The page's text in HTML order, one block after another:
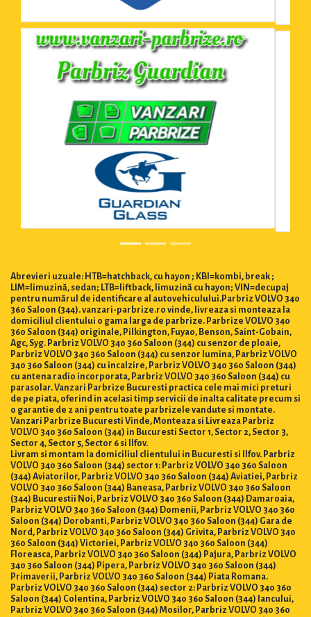
Abrevieri uzuale: HTB=hatchback, cu hayon ; KBI=kombi, break ;
LIM=limuzină, sedan; LTB=liftback, limuzină cu hayon; VIN=decupaj
pentru numărul de identificare al autovehiculului.Parbriz VOLVO 340
360 Saloon (344). vanzari-parbrize.ro vinde, livreaza si monteaza la
domiciliul clientului o gama larga de parbrize. Parbrize VOLVO 340
360 Saloon (344) originale, Pilkington, Fuyao, Benson, Saint-Gobain,
Agc, Syg. Parbriz VOLVO 340 360 Saloon (344) cu senzor de ploaie,
Parbriz VOLVO 340 360 Saloon (344) cu senzor lumina, Parbriz VOLVO
340 360 Saloon (344) cu incalzire, Parbriz VOLVO 340 360 Saloon (344)
cu antena radio incorporata, Parbriz VOLVO 340 360 Saloon (344) cu
parasolar. Vanzari Parbrize Bucuresti practica cele mai mici preturi
de pe piata, oferind in acelasi timp servicii de inalta calitate precum si
o garantie de 2 ani pentru toate parbrizele vandute si montate.
Vanzari Parbrize Bucuresti Vinde, Monteaza si Livreaza Parbriz
VOLVO 340 360 Saloon (344) in Bucuresti Sector 1, Sector 2, Sector 3,
Sector 4, Sector 5, Sector 6 si Ilfov.
Livram si montam la domiciliul clientului in Bucuresti si Ilfov. Parbriz
VOLVO 340 360 Saloon (344) sector 1: Parbriz VOLVO 340 360 Saloon
(344) Aviatorilor, Parbriz VOLVO 340 360 Saloon (344) Aviatiei, Parbriz
VOLVO 340 360 Saloon (344) Baneasa, Parbriz VOLVO 340 360 Saloon
(344) Bucurestii Noi, Parbriz VOLVO 340 360 Saloon (344) Damaroaia,
Parbriz VOLVO 340 360 Saloon (344) Domenii, Parbriz VOLVO 340 360
Saloon (344) Dorobanti, Parbriz VOLVO 340 360 Saloon (344) Gara de
Nord, Parbriz VOLVO 340 360 Saloon (344) Grivita, Parbriz VOLVO 340
360 Saloon (344) Victoriei, Parbriz VOLVO 340 360 Saloon (344)
Floreasca, Parbriz VOLVO 340 360 Saloon (344) Pajura, Parbriz VOLVO
340 360 Saloon (344) Pipera, Parbriz VOLVO 340 360 Saloon (344)
Primaverii, Parbriz VOLVO 340 360 Saloon (344) Piata Romana.
Parbriz VOLVO 340 360 Saloon (344) sector 2: Parbriz VOLVO 340 360
Saloon (344) Colentina, Parbriz VOLVO 340 360 Saloon (344) Iancului,
Parbriz VOLVO 340 360 Saloon (344) Mosilor, Parbriz VOLVO 340 360